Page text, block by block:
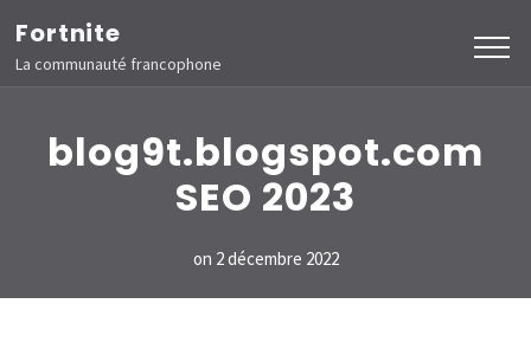
Aller
au
contenu
(Pressez
Entrée)
Fortnite
La communauté francophone
blog9t.blogspot.com
SEO 2023
on 2 décembre 2022